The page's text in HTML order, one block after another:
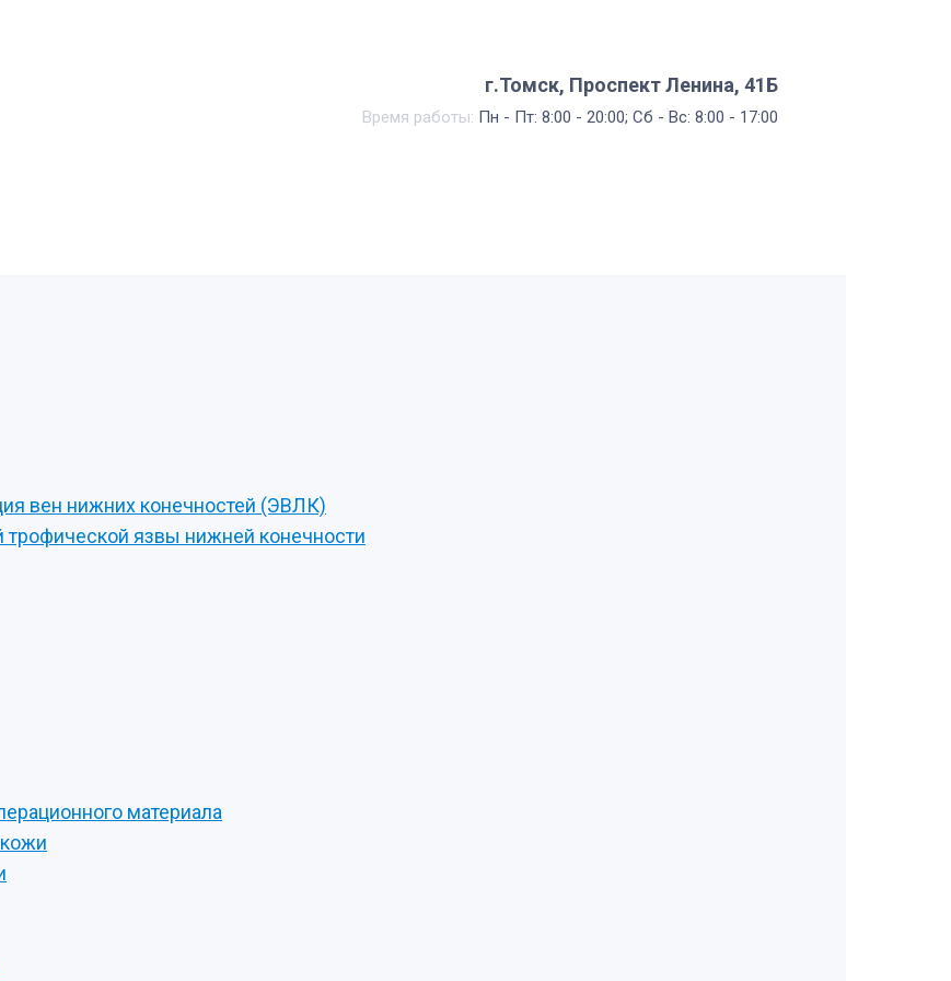
г.Томск, Проспект Ленина, 41Б
Время работы: Пн - Пт: 8:00 - 20:00; Сб - Вс: 8:00 - 17:00
вен нижних конечностей (ЭВЛК)
язвы нижней конечности
материала